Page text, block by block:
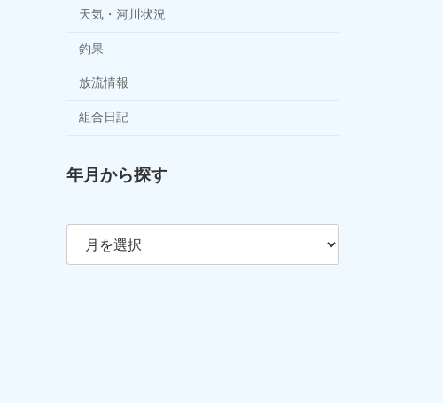
天気・河川状況
釣果
放流情報
組合日記
年月から探す
ア
カ